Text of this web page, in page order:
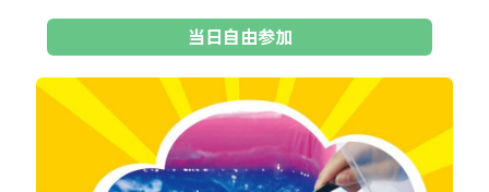
当日自由参加